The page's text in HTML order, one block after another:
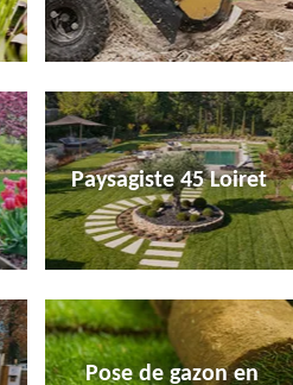
Paysagiste 45 Loiret
Pose de gazon en